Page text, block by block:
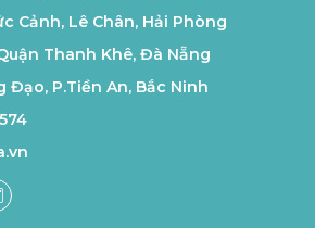
Cảnh, Lê Chân, Hải Phòng
Thanh Khê, Đà Nẵng
Đạo, P.Tiền An, Bắc Ninh